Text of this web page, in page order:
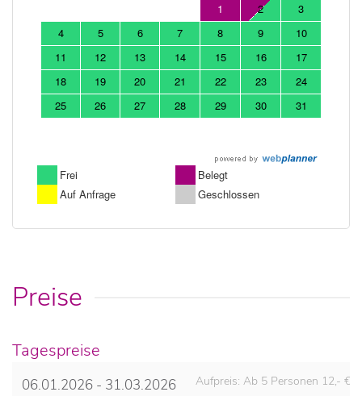
Preise
Tagespreise
06.01.2026 - 31.03.2026 Aufpreis: Ab 5 Personen 12,- €